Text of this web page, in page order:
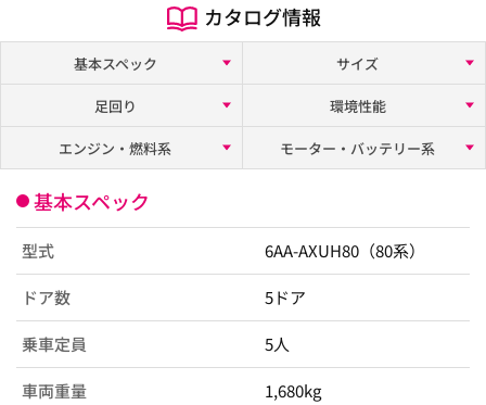
カタログ情報
基本スペック
サイズ
足回り
環境性能
エンジン・燃料系
モーター・バッテリー系
基本スペック
型式 6AA-AXUH80（80系）
ドア数 5ドア
乗車定員 5人
車両重量 1,680kg